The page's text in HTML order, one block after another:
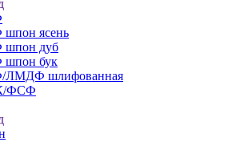
ясень
дуб
бук
шлифованная
ФСФ